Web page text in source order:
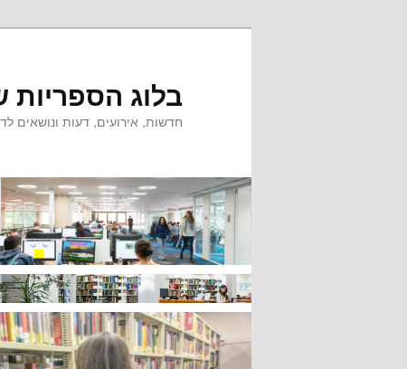
בלוג הספריות
חדשות, אירועים, דעות ונושאים